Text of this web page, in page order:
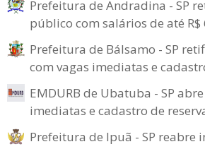
Prefeitura de Andradina - SP
público com salários de até R$
Prefeitura de Bálsamo - SP
com vagas imediatas e
EMDURB de Ubatuba - SP
imediatas e cadastro de
Prefeitura de Ipuã - SP reabre